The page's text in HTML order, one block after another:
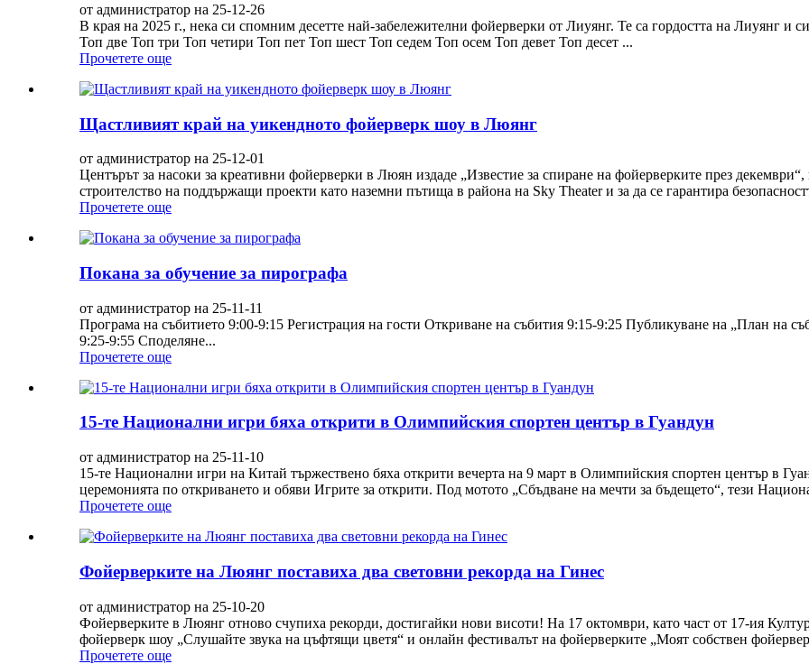
от администратор на 25-12-26
В края на 2025 г., нека си спомним десетте най-забележителни фойерверки от Лиуянг. Те са гордостта на Лиуянг и
Топ две Топ три Топ четири Топ пет Топ шест Топ седем Топ осем Топ девет Топ десет ...
Прочетете още
Щастливият край на уикендното фойерверк шоу в Люянг
от администратор на 25-12-01
Центърът за насоки за креативни фойерверки в Люян издаде „Известие за спиране на фойерверките през
строителство на поддържащи проекти като наземни пътища в района на Sky Theater и за да се гарантира
Прочетете още
Покана за обучение за пирографа
от администратор на 25-11-11
Програма на събитието 9:00-9:15 Регистрация на гости Откриване на събития 9:15-9:25 Публикуване на „План на
9:25-9:55 Споделяне...
Прочетете още
15-те Национални игри бяха открити в Олимпийския спортен център в Гуандун
от администратор на 25-11-10
15-те Национални игри на Китай тържествено бяха открити вечерта на 9 март в Олимпийския спортен център в
церемонията по откриването и обяви Игрите за открити. Под мотото „Сбъдване на мечти за бъдещето“, тези
Прочетете още
Фойерверките на Люянг поставиха два световни рекорда на Гинес
от администратор на 25-10-20
Фойерверките в Люянг отново счупиха рекорди, достигайки нови висоти! На 17 октомври, като част от 17-ия
фойерверк шоу „Слушайте звука на цъфтящи цветя“ и онлайн фестивалът на фойерверките „Моят собствен
Прочетете още